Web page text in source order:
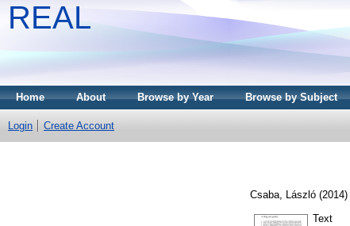
REAL
Home About Browse by Year Browse by Subject
Login Create Account
Csaba, László (2014)
Text